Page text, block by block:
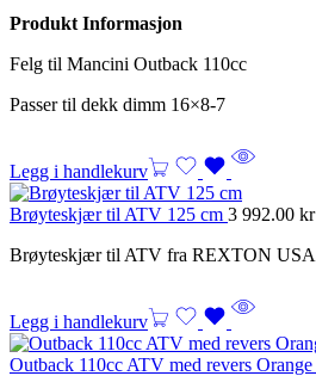
Produkt Informasjon
Felg til Mancini Outback 110cc
Passer til dekk dimm 16×8-7
Legg i handlekurv
Brøyteskjær til ATV 125 cm 3 992.00 kr
Brøyteskjær til ATV fra REXTON USA
Legg i handlekurv
Outback 110cc ATV med revers Orange